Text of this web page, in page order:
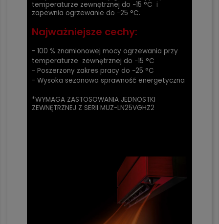
temperaturze zewnętrznej do −15 °C i
zapewnia ogrzewanie do −25 °C.
Najważniejsze cechy:
- 100 % znamionowej mocy ogrzewania przy
temperaturze zewnętrznej do −15 °C
- Poszerzony zakres pracy do −25 °C
- Wysoka sezonowa sprawność energetyczna
*WYMAGA ZASTOSOWANIA JEDNOSTKI
ZEWNĘTRZNEJ Z SERII MUZ-LN25VGHZ2